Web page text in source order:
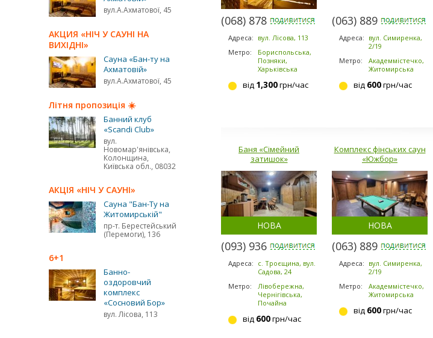
(068) 878-5953
Адреса: вул. Лісова, 113
Метро:
Бориспольська,
Позняки,
Харьківська
від 1,300грн/час
(063) 889-6200
Адреса: вул. Симиренка,
2/19
Метро:
Академмістечко,
Житомирська
від 600грн/час
Баня «Сімейний
затишок»
НОВА
(093) 936-7869
Адреса: с. Троєщина, вул.
Садова, 24
Метро:
Лівобережна,
Чернігівська,
Почайна
від 600грн/час
Комплекс фінських саун
«Южбор»
НОВА
(063) 889-6200
Адреса: вул. Симиренка,
2/19
Метро:
Академмістечко,
Житомирська
від 600грн/час
вул.А.Ахматової, 45
АКЦИЯ «НІЧ У САУНІ НА
ВИХІДНІ»
Сауна «Бан-ту на
Ахматовій»
вул.А.Ахматової, 45
Літня пропозиція ☀️
Банний клуб
«Scandi Club»
вул.
Новомар'янівська,
Колонщина,
Київська обл., 08032
АКЦІЯ «НІЧ У САУНІ»
Сауна "Бан-Ту на
Житомирській"
пр-т. Берестейський
(Перемоги), 136
6+1
Банно-
оздоровчий
комплекс
«Сосновий Бор»
вул. Лісова, 113